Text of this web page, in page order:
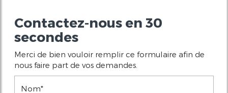
Contactez-nous en 30
secondes
Merci de bien vouloir remplir ce formulaire afin de
nous faire part de vos demandes.